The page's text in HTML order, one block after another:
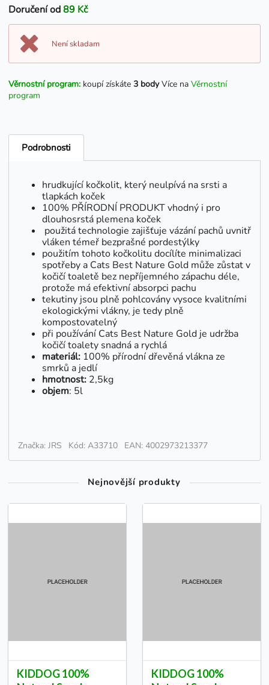
Doručení od89 Kč
Není skladam
Věrnostní program: koupí získáte 3 bodyVíce na Věrnostní
program
Podrobnosti
hrudkující kočkolit, který neulpívá na srsti a
tlapkách koček
100% PŘÍRODNÍ PRODUKT vhodný i pro
dlouhosrstá plemena koček
použitá technologie zajišťuje vázání pachů uvnitř
vláken témeř bezprašné pordestýlky
použitím tohoto kočkolitu docílíte minimalizaci
spotřeby a Cats Best Nature Gold může zůstat v
kočičí toaletě bez nepříjemného zápachu déle,
protože má efektivní absorpci pachu
tekutiny jsou plně pohlcovány vysoce kvalitními
ekologickými vlákny, je tedy plně
kompostovatelný
při používání Cats Best Nature Gold je udržba
kočičí toalety snadná a rychlá
materiál: 100% přírodní dřevěná vlákna ze
smrků a jedlí
hmotnost: 2,5kg
objem: 5l
Značka: JRS Kód: A33710 EAN: 4002973213377
Nejnovější produkty
KIDDOG 100%
KIDDOG 100%